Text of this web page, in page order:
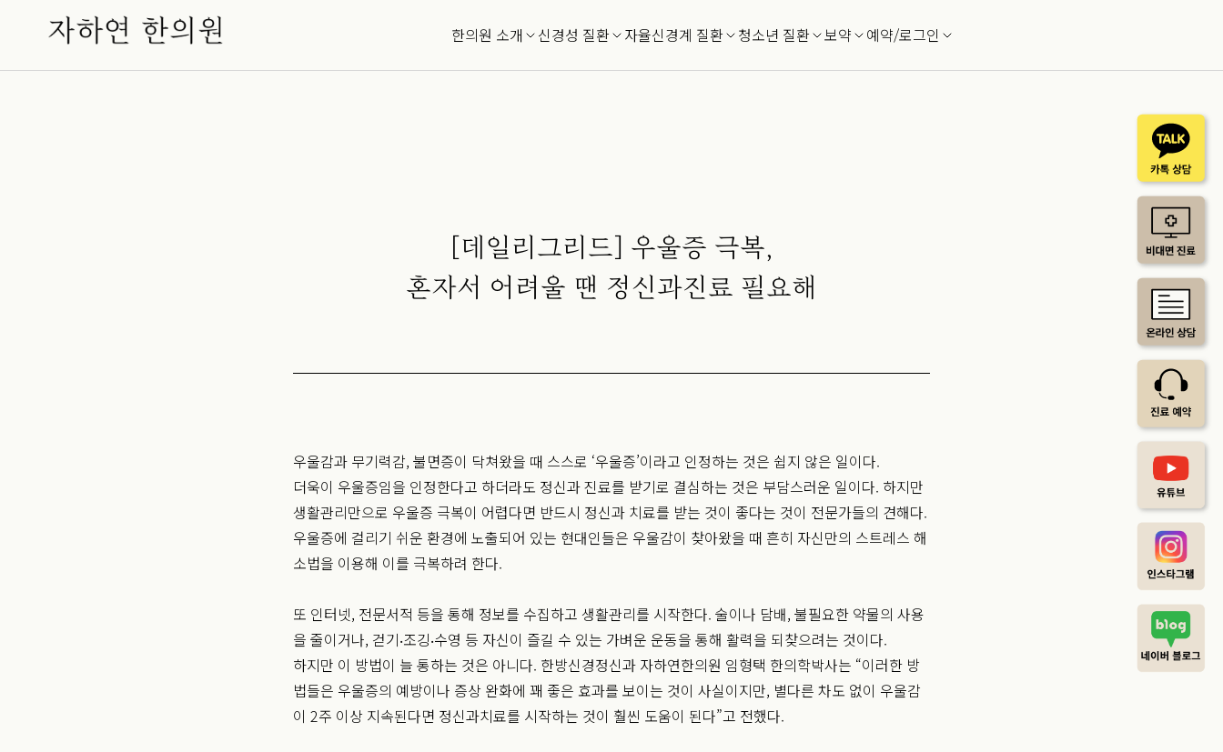
한의원 소개 신경성 질환 자율신경계 질환 청소년 질환 보약 예약/로그인
[데일리그리드] 우울증 극복,
혼자서 어려울 땐 정신과진료 필요해
우울감과 무기력감, 불면증이 닥쳐왔을 때 스스로 ‘우울증’이라고 인정하는 것은 쉽지 않은 일이다.
더욱이 우울증임을 인정한다고 하더라도 정신과 진료를 받기로 결심하는 것은 부담스러운 일이다. 하지만
생활관리만으로 우울증 극복이 어렵다면 반드시 정신과 치료를 받는 것이 좋다는 것이 전문가들의 견해다.
우울증에 걸리기 쉬운 환경에 노출되어 있는 현대인들은 우울감이 찾아왔을 때 흔히 자신만의 스트레스 해
소법을 이용해 이를 극복하려 한다.
또 인터넷, 전문서적 등을 통해 정보를 수집하고 생활관리를 시작한다. 술이나 담배, 불필요한 약물의 사용
을 줄이거나, 걷기‧조깅‧수영 등 자신이 즐길 수 있는 가벼운 운동을 통해 활력을 되찾으려는 것이다.
하지만 이 방법이 늘 통하는 것은 아니다. 한방신경정신과 자하연한의원 임형택 한의학박사는 “이러한 방
법들은 우울증의 예방이나 증상 완화에 꽤 좋은 효과를 보이는 것이 사실이지만, 별다른 차도 없이 우울감
이 2주 이상 지속된다면 정신과치료를 시작하는 것이 훨씬 도움이 된다”고 전했다.